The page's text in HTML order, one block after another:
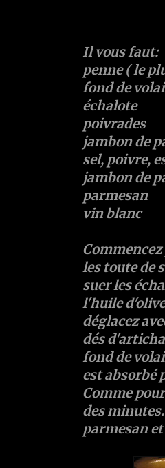
Il vous faut:
penne ( le
fond de
échalote
poivrades
jambon de
sel, poivre,
jambon de
parmesan
vin blanc
les toute de
suer les
l'huile
déglacez
dés
fond de
est absorbé
Comme
des
parmesan